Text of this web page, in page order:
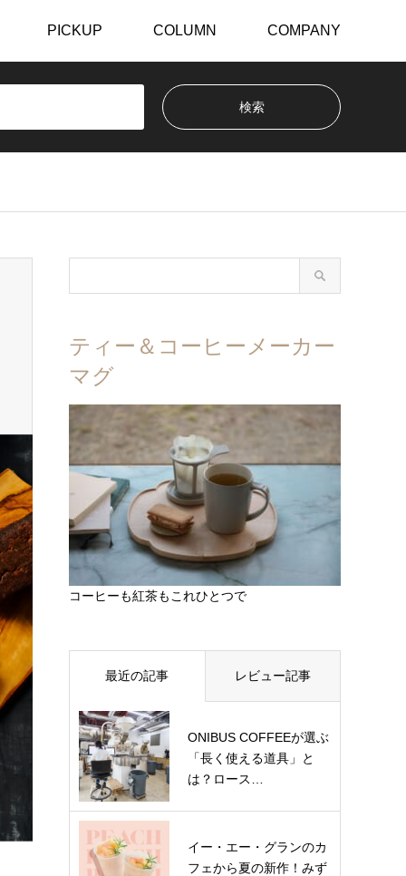
PICKUP COLUMN COMPANY
ティー＆コーヒーメーカー
マグ
コーヒーも紅茶もこれひとつで
最近の記事 レビュー記事
ONIBUS COFFEEが選ぶ
「長く使える道具」と
は？ロース…
イー・エー・グランのカ
フェから夏の新作！みず